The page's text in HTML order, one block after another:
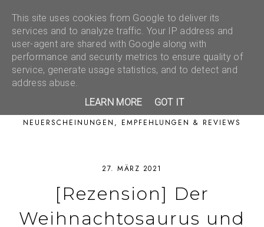
NEUERSCHEINUNGEN, EMPFEHLUNGEN & REVIEWS
27. MÄRZ 2021
[Rezension] Der
Weihnachtosaurus und
This site uses cookies from Google to deliver its
services and to analyze traffic. Your IP address and
user-agent are shared with Google along with
performance and security metrics to ensure quality of
service, generate usage statistics, and to detect and
address abuse.
LEARN MORE
GOT IT